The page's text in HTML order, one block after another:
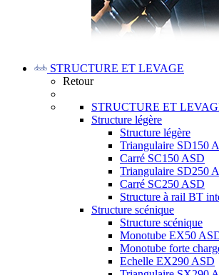
STRUCTURE ET LEVAGE
Retour
STRUCTURE ET
Structure légère
Structure légère
Triangulaire SD150
Carré SC150 ASD
Triangulaire SD250
Carré SC250 ASD
Structure à rail BT
Structure scénique
Structure scénique
Monotube EX50
Monotube forte
Echelle EX290 ASD